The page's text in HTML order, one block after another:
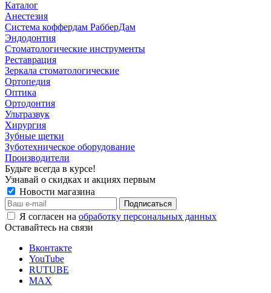
Каталог
Анестезия
Система коффердам РабберДам
Эндодонтия
Стоматологические инструменты
Реставрация
Зеркала стоматологические
Ортопедия
Оптика
Ортодонтия
Ультразвук
Хирургия
Зубные щетки
Зуботехническое оборудование
Производители
Будьте всегда в курсе!
Узнавай о скидках и акциях первым
Новости магазина
Я согласен на обработку персональных данных
Оставайтесь на связи
Вконтакте
YouTube
RUTUBE
MAX